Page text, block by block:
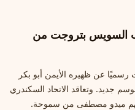
السويس بتروجت من
عن ظهيره الأيمن أبو بكر
جديد. وتعاقد الاتحاد السكندري
ميدو مصطفى من سموحة.